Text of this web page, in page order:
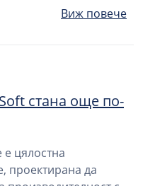
Виж повече
стана още по-
е цялостна
проектирана да